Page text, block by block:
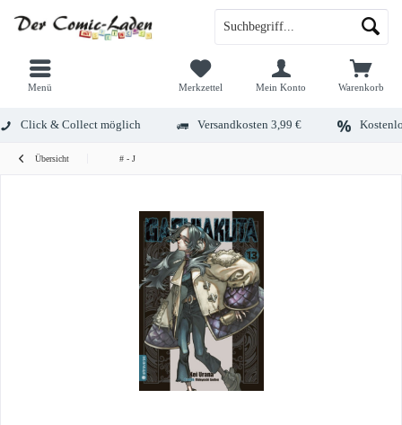
Menü Warenkorb
Merkzettel Mein Konto
Click & Collect möglich Versandkosten 3,99 €
Übersicht # - J